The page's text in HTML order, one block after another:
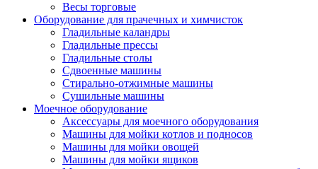
Весы торговые
Оборудование для прачечных и химчисток
Гладильные каландры
Гладильные прессы
Гладильные столы
Сдвоенные машины
Стирально-отжимные машины
Сушильные машины
Моечное оборудование
Аксессуары для моечного оборудования
Машины для мойки котлов и подносов
Машины для мойки овощей
Машины для мойки ящиков